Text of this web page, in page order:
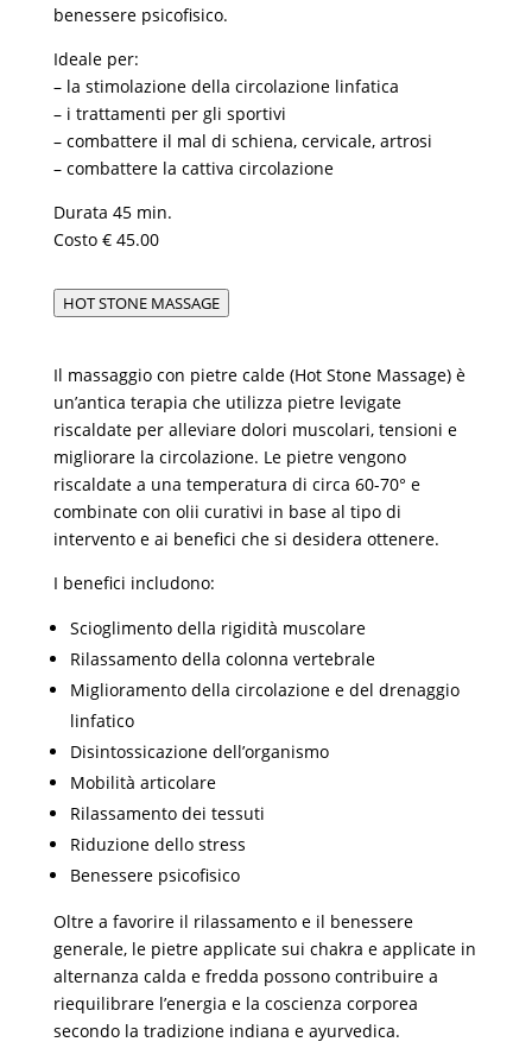
benessere psicofisico.
Ideale per:
– la stimolazione della circolazione linfatica
– i trattamenti per gli sportivi
– combattere il mal di schiena, cervicale, artrosi
– combattere la cattiva circolazione
Durata 45 min.
Costo € 45.00
HOT STONE MASSAGE
Il massaggio con pietre calde (Hot Stone Massage) è
un’antica terapia che utilizza pietre levigate
riscaldate per alleviare dolori muscolari, tensioni e
migliorare la circolazione. Le pietre vengono
riscaldate a una temperatura di circa 60-70° e
combinate con olii curativi in base al tipo di
intervento e ai benefici che si desidera ottenere.
I benefici includono:
Scioglimento della rigidità muscolare
Rilassamento della colonna vertebrale
Miglioramento della circolazione e del drenaggio
linfatico
Disintossicazione dell’organismo
Mobilità articolare
Rilassamento dei tessuti
Riduzione dello stress
Benessere psicofisico
Oltre a favorire il rilassamento e il benessere
generale, le pietre applicate sui chakra e applicate in
alternanza calda e fredda possono contribuire a
riequilibrare l’energia e la coscienza corporea
secondo la tradizione indiana e ayurvedica.